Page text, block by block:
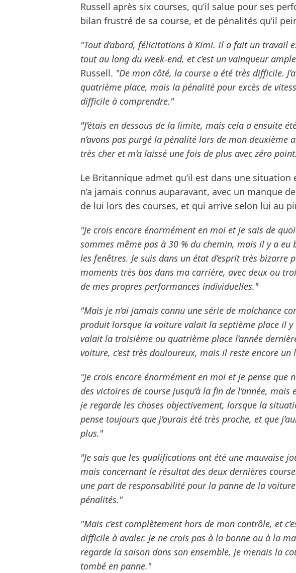
Russell après six courses, qu’il salue pour ses
bilan frustré de sa course, et de pénalités qu’il
"Tout d’abord, félicitations à Kimi. Il a fait un travail
tout au long du week-end, et c’est un vainqueur
Russell. "De mon côté, la course a été très difficile.
quatrième place, mais la pénalité pour excès de
difficile à comprendre."
"J’étais en dessous de la limite, mais cela a ensuite
n’avons pas purgé la pénalité lors de mon deuxième
très cher et m’a laissé une fois de plus avec zéro
Le Britannique admet qu’il est dans une situation
n’a jamais connus auparavant, avec un manque
de lui lors des courses, et qui arrive selon lui au
"Je crois encore énormément en moi et je sais de
sommes même pas à 30 % du chemin, mais il y a eu
les fenêtres. Je suis dans un état d’esprit très bizarre
moments très bas dans ma carrière, avec deux ou
de mes propres performances individuelles."
"Mais je n’ai jamais connu une série de malchance
produit lorsque la voiture valait la septième place il y
valait la troisième ou quatrième place l’année
voiture, c’est très douloureux, mais il reste encore
"Je crois encore énormément en moi et je pense que
des victoires de course jusqu’à la fin de l’année, mais
je regarde les choses objectivement, lorsque la
pense toujours que j’aurais été très proche, et que
plus."
"Je sais que les qualifications ont été une mauvaise
mais concernant le résultat des deux dernières
une part de responsabilité pour la panne de la
pénalités."
"Mais c’est complètement hors de mon contrôle, et
difficile à avaler. Je ne crois pas à la bonne ou à la
regarde la saison dans son ensemble, je menais la
tombé en panne."